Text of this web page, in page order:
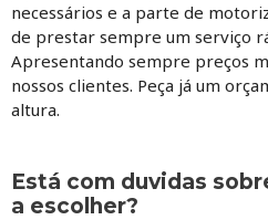
necessários e a parte de
de prestar sempre um serviço
Apresentando sempre preços
nossos clientes. Peça já um
altura.
Está com duvidas
a escolher?